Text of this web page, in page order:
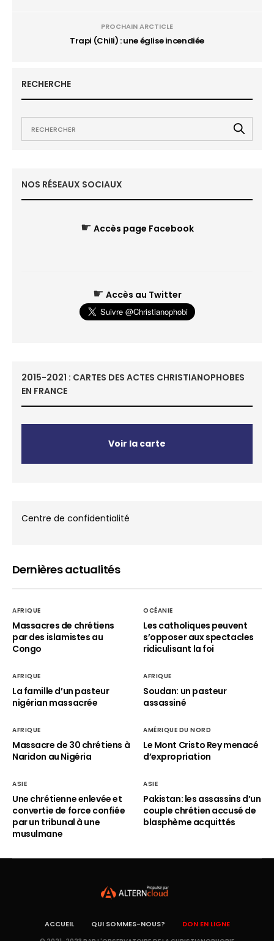
PROCHAIN ARCTICLE
Trapi (Chili) : une église incendiée
RECHERCHE
NOS RÉSEAUX SOCIAUX
☛ Accès page Facebook
☛ Accès au Twitter
2015-2021 : CARTES DES ACTES CHRISTIANOPHOBES
EN FRANCE
Voir la carte
Centre de confidentialité
Dernières actualités
AFRIQUE
Massacres de chrétiens
par des islamistes au
Congo
OCÉANIE
Les catholiques peuvent
s’opposer aux spectacles
ridiculisant la foi
AFRIQUE
La famille d’un pasteur
nigérian massacrée
AFRIQUE
Soudan: un pasteur
assassiné
AFRIQUE
Massacre de 30 chrétiens à
Naridon au Nigéria
AMÉRIQUE DU NORD
Le Mont Cristo Rey menacé
d’expropriation
ASIE
Une chrétienne enlevée et
convertie de force confiée
par un tribunal à une
musulmane
ASIE
Pakistan: les assassins d’un
couple chrétien accusé de
blasphème acquittés
ACCUEIL QUI SOMMES-NOUS? DON EN LIGNE